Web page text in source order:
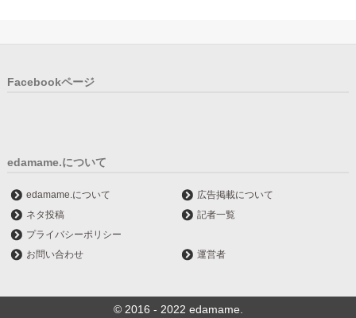
Facebookページ
edamame.について
edamame.について
広告掲載について
ネタ投稿
記者一覧
プライバシーポリシー
お問い合わせ
運営者
© 2016 - 2022 edamame.